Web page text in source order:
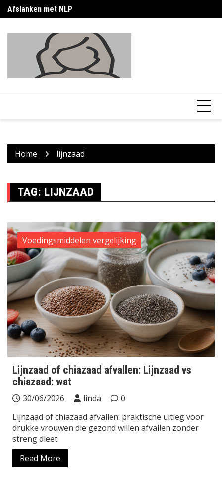
Skip
to
Afslanken met NLP
Home lijnzaad
TAG: LIJNZAAD
Voedingsmiddelen vergelijking
Lijnzaad of chiazaad afvallen: Lijnzaad vs
chiazaad: wat
30/06/2026 linda
0
Lijnzaad of chiazaad afvallen: praktische uitleg voor
drukke vrouwen die gezond willen afvallen zonder
streng dieet.
Read More